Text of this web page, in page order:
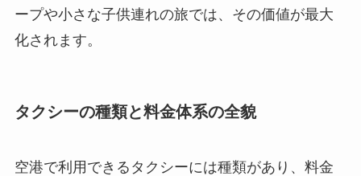
ープや小さな子供連れの旅では、その価値が最大
化されます。
タクシーの種類と料金体系の全貌
空港で利用できるタクシーには種類があり、料金